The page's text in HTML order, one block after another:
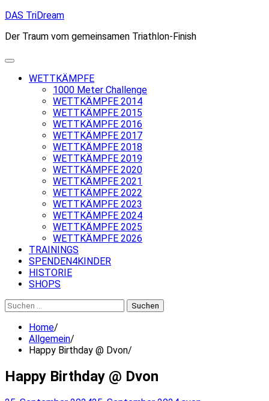
Skip
content
DAS TriDream
Der Traum vom gemeinsamen Triathlon-Finish
WETTKÄMPFE
1000 Meter Challenge
WETTKÄMPFE 2014
WETTKÄMPFE 2015
WETTKÄMPFE 2016
WETTKÄMPFE 2017
WETTKÄMPFE 2018
WETTKÄMPFE 2019
WETTKÄMPFE 2020
WETTKÄMPFE 2021
WETTKÄMPFE 2022
WETTKÄMPFE 2023
WETTKÄMPFE 2024
WETTKÄMPFE 2025
WETTKÄMPFE 2026
TRAININGS
SPENDEN4KINDER
HISTORIE
SHOPS
Suchen
nach:
Home
Allgemein
Happy Birthday @ Dvon
Happy Birthday @ Dvon